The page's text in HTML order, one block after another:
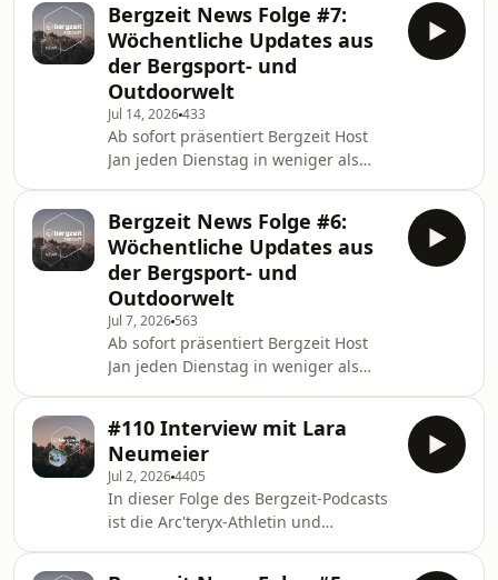
Bergwanderführerinnen und
Bergwanderführer. Gemeinsam mit
Dr. Dirk Schulte vom Verband
Deutscher Berg- und Skiführer (VDBS)
tauchen wir ein in die vielfältigen
Aufgaben, die Anforderungen und
die persönlichen Erlebnisse dieses
Berufs. Neben einem Einblick in die
umfangreiche Ausbild
Bergzeit News Folge #7:
Wöchentliche Updates aus
der Bergsport- und
Outdoorwelt
Jul 14, 2026433
Ab sofort präsentiert Bergzeit Host
Jan jeden Dienstag in weniger als
– von wichtigen Ereignissen aus
Industrie und Handel, aktuellen
Rekorden und Wettkampfergebnissen
bis hin zu exklusiven Einblicken hinter
die Kulissen von Bergzeit.
Bergzeit News Folge #6:
Wöchentliche Updates aus
der Bergsport- und
Outdoorwelt
Jul 7, 2026 563
Ab sofort präsentiert Bergzeit Host
Jan jeden Dienstag in weniger als
– von wichtigen Ereignissen aus
Industrie und Handel, aktuellen
Rekorden und Wettkampfergebnissen
bis hin zu exklusiven Einblicken hinter
die Kulissen von Bergzeit.
#110 Interview mit Lara
Neumeier
Jul 2, 20264405
In dieser Folge des Bergzeit-Podcasts
ist die Arc'teryx-Athletin und